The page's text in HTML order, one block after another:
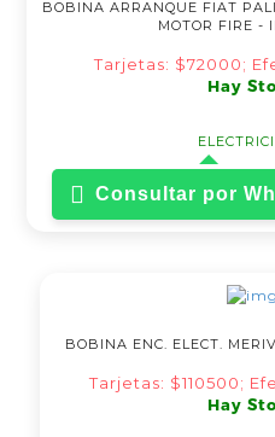
BOBINA ARRANQUE FIAT
MOTOR FIRE -
Tarjetas: $72000;
Hay
Consultar por
BOBINA ENC. ELECT.
Tarjetas: $110500;
Hay